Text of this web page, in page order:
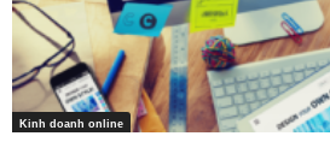
Kinh doanh online